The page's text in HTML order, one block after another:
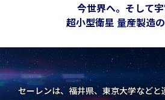
今世界へ。そして宇
超小型衛星 量産製造
セーレンは、福井県、東京大学などと